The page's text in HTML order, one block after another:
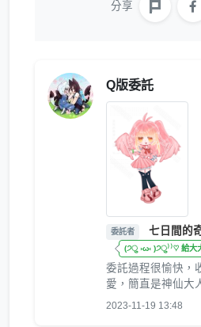
分享
Q版委託
委託者 七日間的
(੭ु ›ω‹ )੭ु⁾⁾♡ 給大
委託過程很愉快，
愛，簡直是神仙大
2023-11-19 13:48